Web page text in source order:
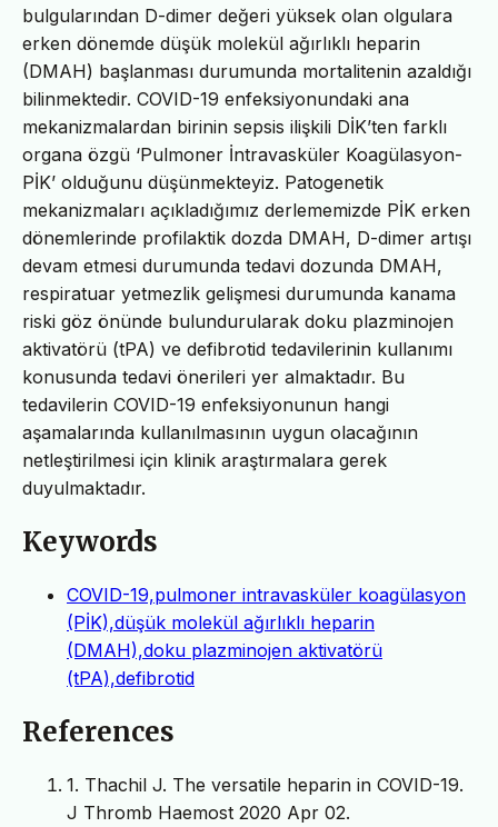
bulgularından D-dimer değeri yüksek olan olgulara
erken dönemde düşük molekül ağırlıklı heparin
(DMAH) başlanması durumunda mortalitenin azaldığı
bilinmektedir. COVID-19 enfeksiyonundaki ana
mekanizmalardan birinin sepsis ilişkili DİK’ten farklı
organa özgü ‘Pulmoner İntravasküler Koagülasyon-
PİK’ olduğunu düşünmekteyiz. Patogenetik
mekanizmaları açıkladığımız derlememizde PİK erken
dönemlerinde profilaktik dozda DMAH, D-dimer artışı
devam etmesi durumunda tedavi dozunda DMAH,
respiratuar yetmezlik gelişmesi durumunda kanama
riski göz önünde bulundurularak doku plazminojen
aktivatörü (tPA) ve defibrotid tedavilerinin kullanımı
konusunda tedavi önerileri yer almaktadır. Bu
tedavilerin COVID-19 enfeksiyonunun hangi
aşamalarında kullanılmasının uygun olacağının
netleştirilmesi için klinik araştırmalara gerek
duyulmaktadır.
Keywords
COVID-19,pulmoner intravasküler koagülasyon
(PİK),düşük molekül ağırlıklı heparin
(DMAH),doku plazminojen aktivatörü
(tPA),defibrotid
References
1. Thachil J. The versatile heparin in COVID-19.
J Thromb Haemost 2020 Apr 02.